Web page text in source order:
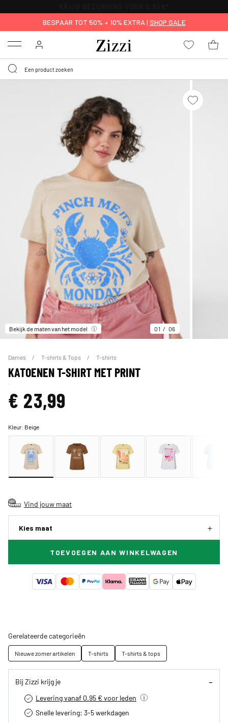
BESPAAR TOT 50% + 10% EXTRA | SHOP SALE
Menu
Bekijk de maten van het model 01 06
Dames T-shirts & Tops T-shirts
KATOENEN T-SHIRT MET PRINT
€ 23,99
Kleur: Beige
Vind jouw maat
Kies maat
TOEVOEGEN AAN WINKELWAGEN
Gerelateerde categorieën
Nieuwe zomer artikelen T-shirts T-shirts & tops
Bij Zizzi krijg je
Levering vanaf 0.95 € voor leden
Snelle levering: 3-5 werkdagen